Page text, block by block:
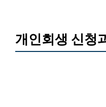
개인회생 신청